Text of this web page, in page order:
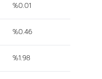
%0.01
%0.46
%1.98